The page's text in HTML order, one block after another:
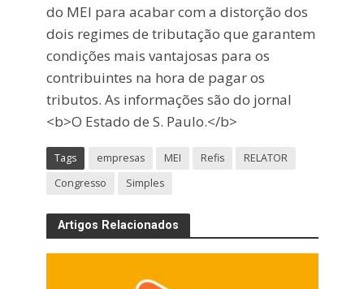
do MEI para acabar com a distorção dos
dois regimes de tributação que garantem
condições mais vantajosas para os
contribuintes na hora de pagar os
tributos. As informações são do jornal
<b>O Estado de S. Paulo.</b>
Tags empresas MEI Refis
RELATOR
Congresso
Simples
Artigos Relacionados